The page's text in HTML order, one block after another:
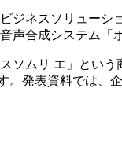
ネスソリューシ
合成システム「
ムリ エ」とい
発表資料では、